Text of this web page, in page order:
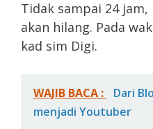
Tidak sampai 24
akan hilang. Pada
kad sim Digi.
WAJIB BACA :
Dari
menjadi Youtuber